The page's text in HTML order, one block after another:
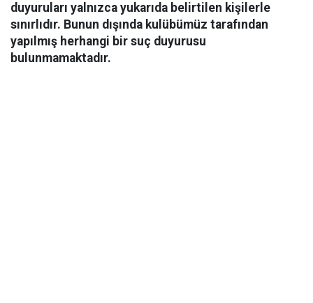
duyuruları yalnızca yukarıda belirtilen kişilerle
sınırlıdır. Bunun dışında kulübümüz tarafından
yapılmış herhangi bir suç duyurusu
bulunmamaktadır.